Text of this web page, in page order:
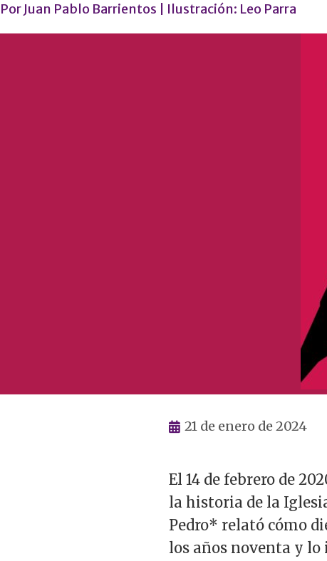
PorJuan Pablo Barrientos | Ilustración: Leo Parra
21 de enero de 2024
El 14 de febrero de
la historia de la
Pedro* relató cómo
los años noventa y